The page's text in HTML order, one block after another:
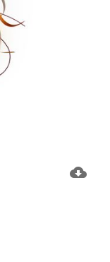
cloud_download